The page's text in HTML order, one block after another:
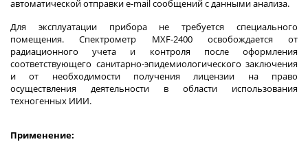
автоматической отправки e-mail сообщений с данными анализа.
Для эксплуатации прибора не требуется специального
помещения. Спектрометр MXF-2400 освобождается от
радиационного учета и контроля после оформления
соответствующего санитарно-эпидемиологического заключения
и от необходимости получения лицензии на право
осуществления деятельности в области использования
техногенных ИИИ.
Применение: